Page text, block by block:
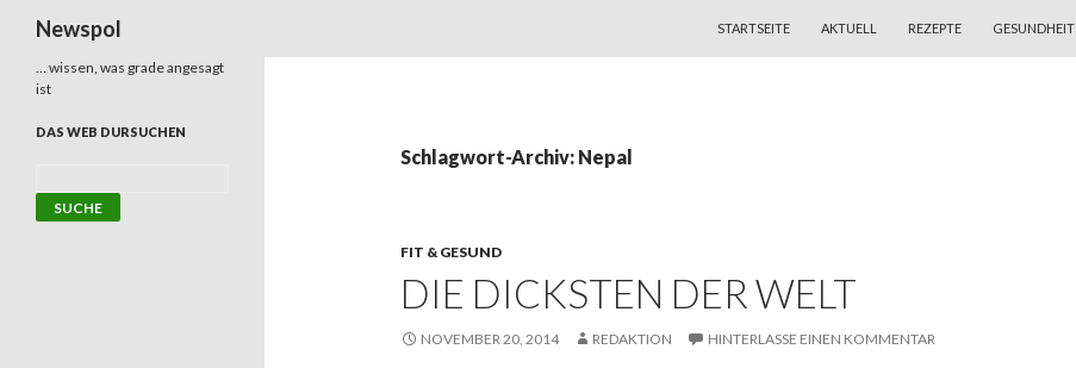
Newspol
STARTSEITE
AKTUELL REZEPTE GESUNDHEIT
Schlagwort-Archiv: Nepal
FIT & GESUND
DIE DICKSTEN DER WELT
NOVEMBER 20, 2014 REDAKTION HINTERLASSE EINEN KOMMENTAR
… wissen, was grade angesagt
ist
DAS WEB DURSUCHEN